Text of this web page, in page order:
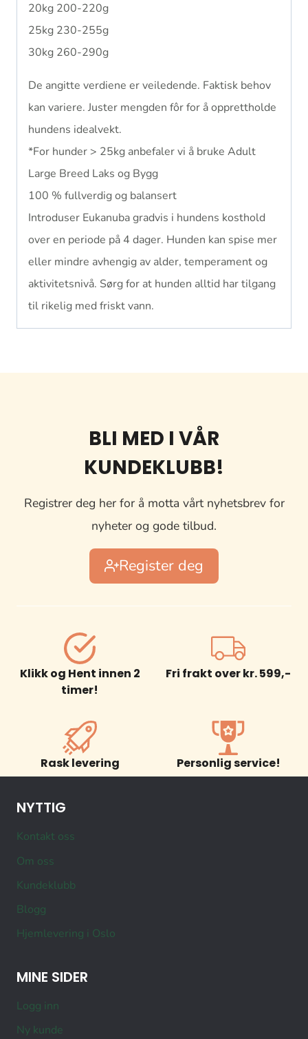
20kg 200-220g
25kg 230-255g
30kg 260-290g
De angitte verdiene er veiledende. Faktisk behov
kan variere. Juster mengden fôr for å opprettholde
hundens idealvekt.
*For hunder > 25kg anbefaler vi å bruke Adult
Large Breed Laks og Bygg
100 % fullverdig og balansert
Introduser Eukanuba gradvis i hundens kosthold
over en periode på 4 dager. Hunden kan spise mer
eller mindre avhengig av alder, temperament og
aktivitetsnivå. Sørg for at hunden alltid har tilgang
til rikelig med friskt vann.
BLI MED I VÅR
KUNDEKLUBB!
Registrer deg her for å motta vårt nyhetsbrev for
nyheter og gode tilbud.
Register deg
Klikk og Hent innen 2
timer!
Fri frakt over kr. 599,-
Rask levering Personlig service!
NYTTIG
Kontakt oss
Om oss
Kundeklubb
Blogg
Hjemlevering i Oslo
MINE SIDER
Logg inn
Ny kunde